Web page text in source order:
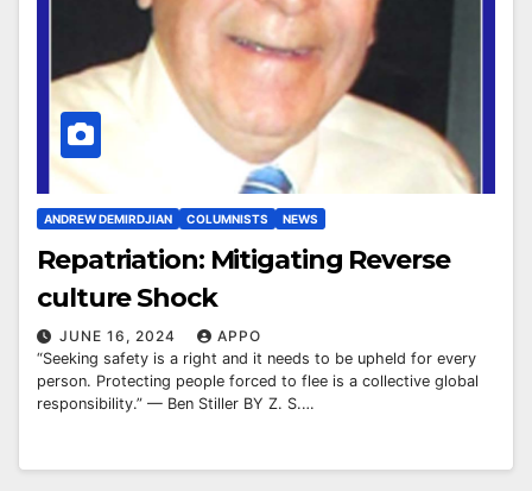
ANDREW DEMIRDJIAN COLUMNISTS NEWS
Repatriation: Mitigating Reverse
culture Shock
JUNE 16, 2024
APPO
“Seeking safety is a right and it needs to be upheld for every
person. Protecting people forced to flee is a collective global
responsibility.” — Ben Stiller BY Z. S.…